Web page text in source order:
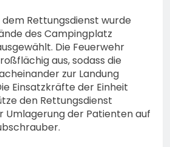
Rettungsdienst wurde
des Campingplatz
Die Feuerwehr
aus, sodass die
zur Landung
Einsatzkräfte der Einheit
den Rettungsdienst
Umlagerung der Patienten auf